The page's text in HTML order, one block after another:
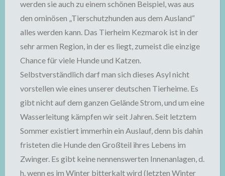
werden sie auch zu einem schönen Beispiel, was aus
den ominösen „Tierschutzhunden aus dem Ausland“
alles werden kann. Das Tierheim Kezmarok ist in der
sehr armen Region, in der es liegt, zumeist die einzige
Chance für viele Hunde und Katzen.
Selbstverständlich darf man sich dieses Asyl nicht
vorstellen wie eines unserer deutschen Tierheime. Es
gibt nicht auf dem ganzen Gelände Strom, und um eine
Wasserleitung kämpfen wir seit Jahren. Seit letztem
Sommer existiert immerhin ein Auslauf, denn bis dahin
fristeten die Hunde den Großteil ihres Lebens im
Zwinger. Es gibt keine nennenswerten Innenanlagen, d.
h. wenn es im Winter bitterkalt wird (letzten Winter